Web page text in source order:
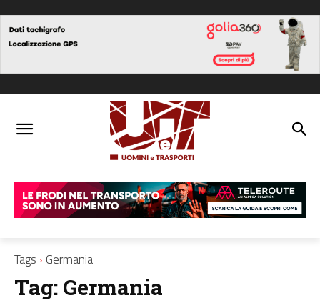
Tags Germania
Tag: Germania